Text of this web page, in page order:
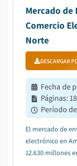
Mercado de
Comercio
Norte
DESCARGAR
Fecha de
Páginas:
Período
El mercado de
electrónico en
12.630 millones